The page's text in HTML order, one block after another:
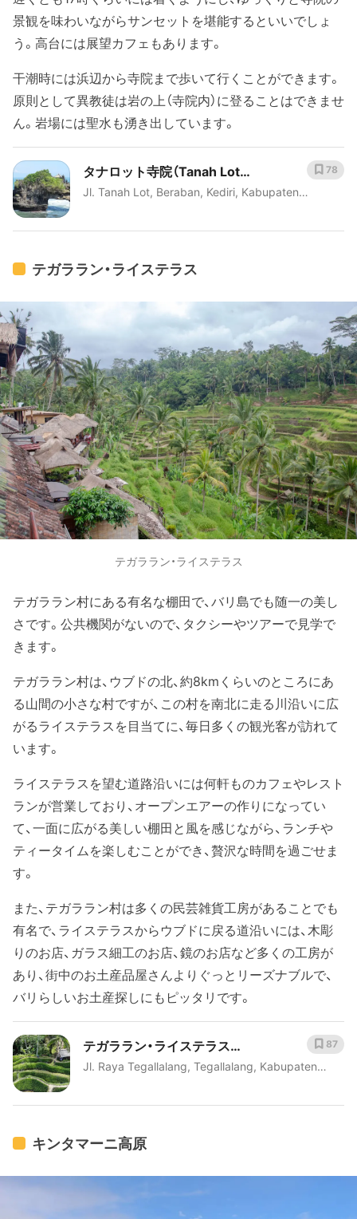
景観を味わいながらサンセットを堪能するといいでしょ
う。高台には展望カフェもあります。
干潮時には浜辺から寺院まで歩いて行くことができます。
原則として異教徒は岩の上（寺院内）に登ることはできませ
ん。岩場には聖水も湧き出しています。
タナロット寺院（Tanah Lot
Temple）
Jl. Tanah Lot, Beraban, Kediri, Kabupaten
78
テガララン・ライステラス
テガララン・ライステラス
テガララン村にある有名な棚田で、バリ島でも随一の美し
さです。公共機関がないので、タクシーやツアーで見学で
きます。
テガララン村は、ウブドの北、約8kmくらいのところにあ
る山間の小さな村ですが、この村を南北に走る川沿いに広
がるライステラスを目当てに、毎日多くの観光客が訪れて
います。
ライステラスを望む道路沿いには何軒ものカフェやレスト
ランが営業しており、オープンエアーの作りになってい
て、一面に広がる美しい棚田と風を感じながら、ランチや
ティータイムを楽しむことができ、贅沢な時間を過ごせま
す。
また、テガララン村は多くの民芸雑貨工房があることでも
有名で、ライステラスからウブドに戻る道沿いには、木彫
りのお店、ガラス細工のお店、鏡のお店など多くの工房が
あり、街中のお土産品屋さんよりぐっとリーズナブルで、
バリらしいお土産探しにもピッタリです。
テガララン・ライステラス
（Tegallalang Rice Terrace）
Jl. Raya Tegallalang, Tegallalang, Kabupaten
87
キンタマーニ高原